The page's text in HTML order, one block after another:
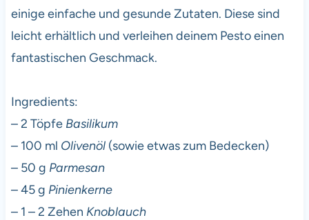
einige einfache und gesunde Zutaten. Diese sind
leicht erhältlich und verleihen deinem Pesto einen
fantastischen Geschmack.
Ingredients:
– 2 Töpfe Basilikum
– 100 ml Olivenöl(sowie etwas zum Bedecken)
– 50 g Parmesan
– 45 g Pinienkerne
– 1 – 2 Zehen Knoblauch